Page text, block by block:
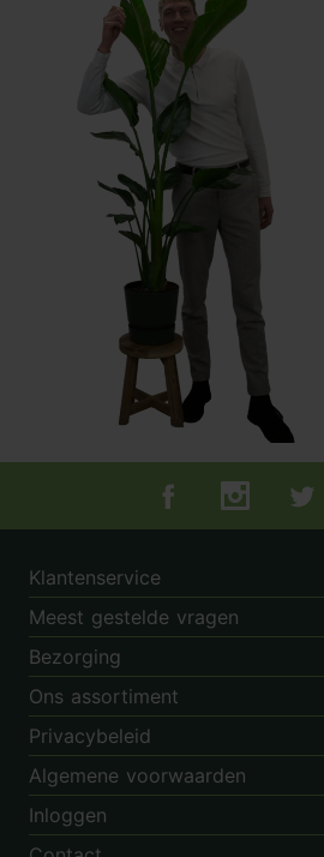
Tuincentrum.nl op
Klantenservice
Meest gestelde vragen
Bezorging
Ons assortiment
Privacybeleid
Algemene voorwaarden
Inloggen